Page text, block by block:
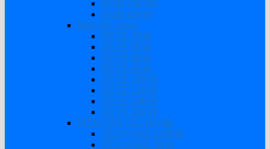
BƠM 7500W
BƠM 15KW
Biến tần Deye
DEYE 3KW
DEYE 5KW
DEYE 6KW
DEYE 8KW
DEYE 10KW
DEYE 12KW
DEYE 16KW
DEYE 20KW
BIẾN TẦN TECHFINE
TECHFINE 1200W
TECHFINE 3KW